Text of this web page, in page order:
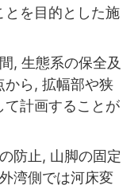
とを目的とした施
, 生態系の保全及
から, 拡幅部や狭
て計画することが
防止, 山脚の固定
湾側では河床変